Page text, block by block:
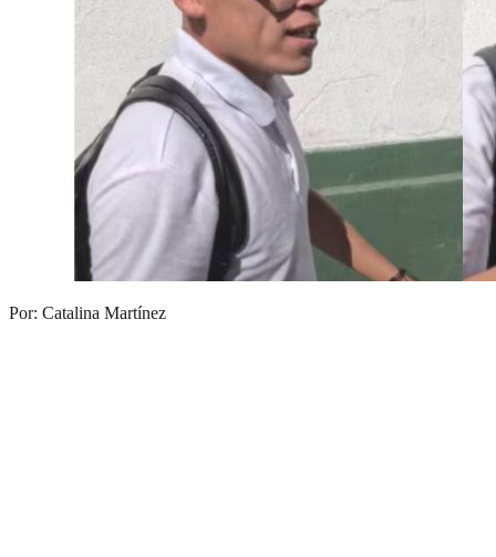
Por: Catalina Martínez